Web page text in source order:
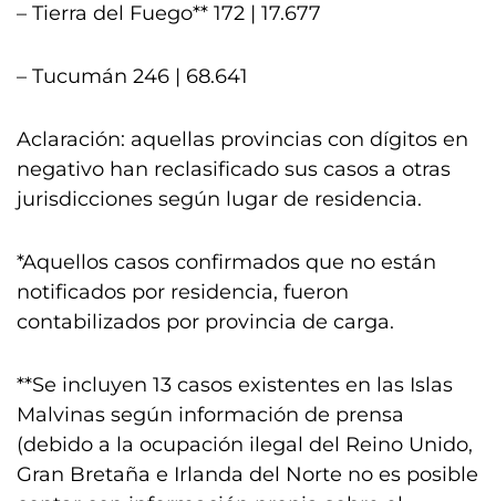
– Tierra del Fuego** 172 | 17.677
– Tucumán 246 | 68.641
Aclaración: aquellas provincias con dígitos en
negativo han reclasificado sus casos a otras
jurisdicciones según lugar de residencia.
*Aquellos casos confirmados que no están
notificados por residencia, fueron
contabilizados por provincia de carga.
**Se incluyen 13 casos existentes en las Islas
Malvinas según información de prensa
(debido a la ocupación ilegal del Reino Unido,
Gran Bretaña e Irlanda del Norte no es posible